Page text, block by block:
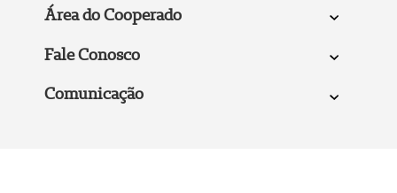
Área do Cooperado
Fale Conosco
Comunicação